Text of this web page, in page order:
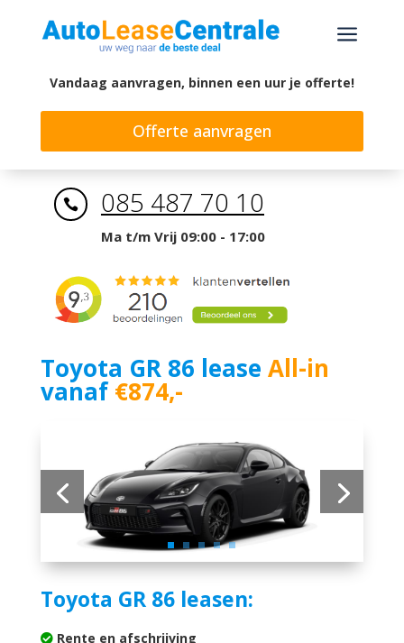
a
Vandaag aanvragen, binnen een uur je offerte!
Offerte aanvragen
 085 487 70 10
Ma t/m Vrij 09:00 - 17:00
Toyota GR 86 lease All-in
vanaf€874,-
Toyota GR 86 leasen:
Rente en afschrijving